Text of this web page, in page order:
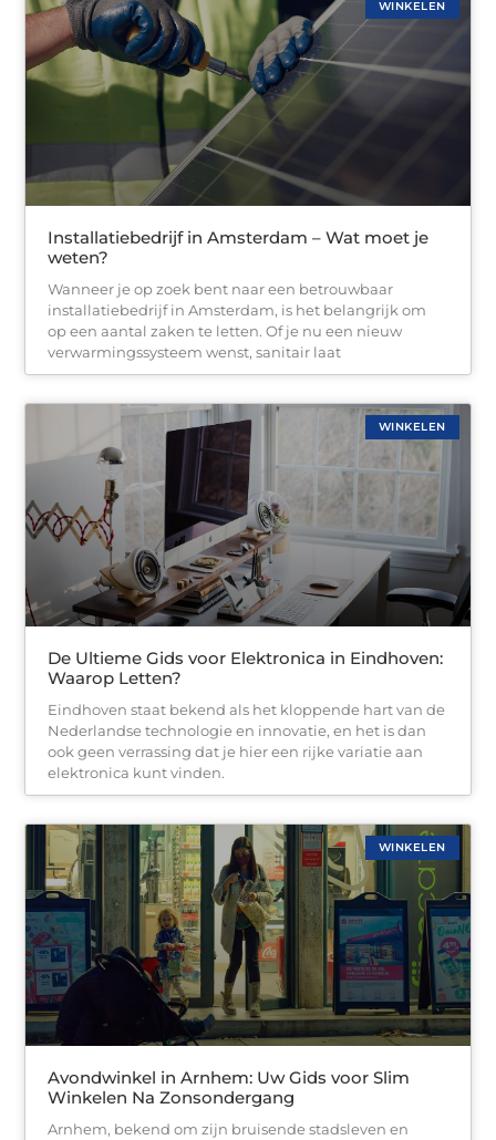
WINKELEN
Installatiebedrijf in Amsterdam – Wat moet je
weten?
Wanneer je op zoek bent naar een betrouwbaar
installatiebedrijf in Amsterdam, is het belangrijk om
op een aantal zaken te letten. Of je nu een nieuw
verwarmingssysteem wenst, sanitair laat
WINKELEN
De Ultieme Gids voor Elektronica in Eindhoven:
Waarop Letten?
Eindhoven staat bekend als het kloppende hart van de
Nederlandse technologie en innovatie, en het is dan
ook geen verrassing dat je hier een rijke variatie aan
elektronica kunt vinden.
WINKELEN
Avondwinkel in Arnhem: Uw Gids voor Slim
Winkelen Na Zonsondergang
Arnhem, bekend om zijn bruisende stadsleven en